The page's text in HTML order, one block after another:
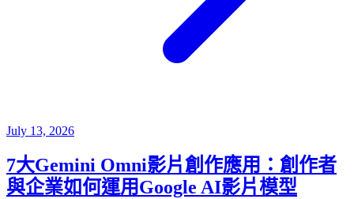
July 13, 2026
7大Gemini Omni影片創作應用：創作者
與企業如何運用Google AI影片模型